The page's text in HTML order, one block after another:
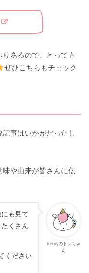
りあるので、とっても
ぜひこちらもチェック
事はいかがだったし
味や由来が皆さんに伝
tretoyのトレちゃ
ん
も見て
くさん
ください